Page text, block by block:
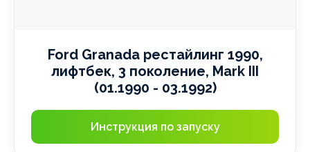
Ford Granada рестайлинг 1990,
лифтбек, 3 поколение, Mark III
(01.1990 - 03.1992)
Инструкция по запуску